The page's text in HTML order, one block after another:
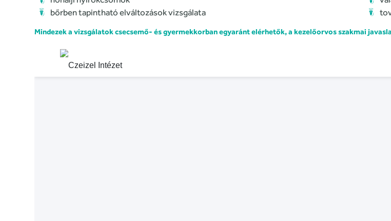
bőrben tapintható elváltozások vizsgálata
Mindezek a vizsgálatok csecsemő- és gyermekkorban egyaránt elérhetők, a kezelőorvos szakmai